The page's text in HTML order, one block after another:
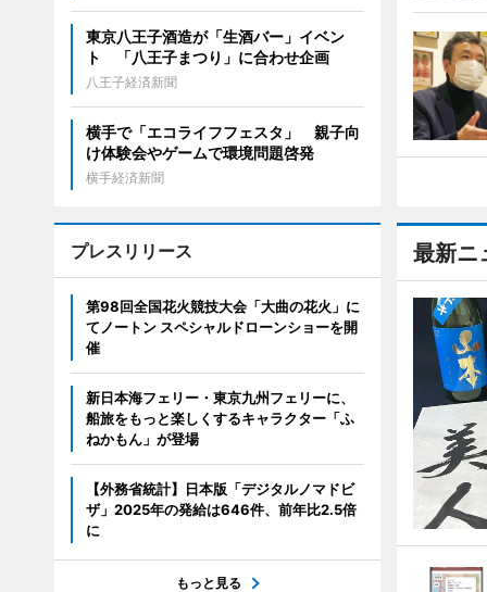
最新ニ
東京八王子酒造が「生酒バー」イベン
ト 「八王子まつり」に合わせ企画
八王子経済新聞
横手で「エコライフフェスタ」 親子向
け体験会やゲームで環境問題啓発
横手経済新聞
プレスリリース
第98回全国花火競技大会「大曲の花火」に
てノートン スペシャルドローンショーを開
催
新日本海フェリー・東京九州フェリーに、
船旅をもっと楽しくするキャラクター「ふ
ねかもん」が登場
【外務省統計】日本版「デジタルノマドビ
ザ」2025年の発給は646件、前年比2.5倍
に
もっと見る